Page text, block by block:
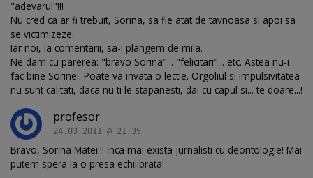
"adevarul"!!!
Nu cred ca ar fi trebuit, Sorina, sa fie atat de tavnoasa si apoi sa
se victimizeze.
Iar noi, la comentarii, sa-i plangem de mila.
Ne dam cu parerea: "bravo Sorina"... "felicitari"... etc. Astea nu-i
fac bine Sorinei. Poate va invata o lectie. Orgoliul si impulsivitatea
nu sunt calitati, daca nu ti le stapanesti, dai cu capul si... te doare...!
profesor
24.03.2011 @ 21:35
Bravo, Sorina Matei!!! Inca mai exista jurnalisti cu deontologie! Mai
putem spera la o presa echilibrata!